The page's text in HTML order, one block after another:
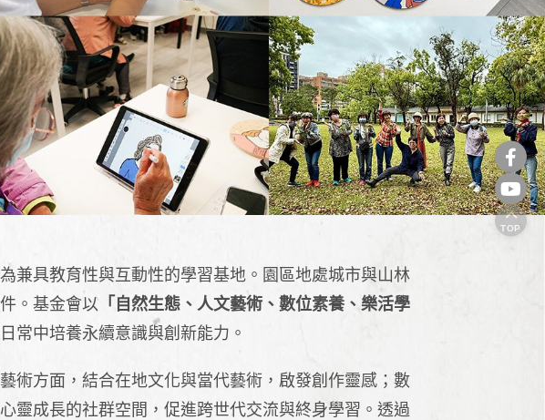
兼具教育性與互動性的學習基地。園區地處城市與山林
。基金會以 「自然生態、人文藝術、數位素養、樂活學
常中培養永續意識與創新能力。
術方面，結合在地文化與當代藝術，啟發創作靈感；數
靈成長的社群空間，促進跨世代交流與終身學習。透過
TOP